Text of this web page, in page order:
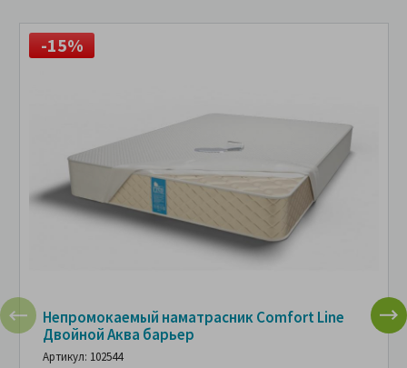
-15%
Непромокаемый наматрасник Comfort Line
Двойной Аква барьер
Артикул: 102544